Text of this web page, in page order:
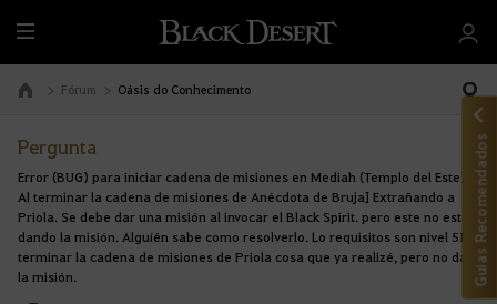
T
u
d
Ir à Página Inicial Fórum Oásis do Conhecimento
Pergunta
Error (BUG) para iniciar cadena de misiones en Mediah (Templo del Este).
Al terminar la cadena de misiones de Anécdota de Bruja] Extrañando a
Priola. Se debe dar una misión al invocar el Black Spirit. pero este no está
dando la misión. Alguíén sabe como resolverlo. Lo requisitos son nivel 51 y
terminar la cadena de misiones de Priola cosa que ya realizé, pero no da
la misión.
Guias Recomendados